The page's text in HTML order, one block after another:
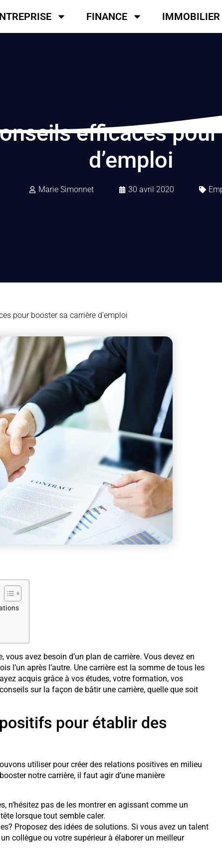
FINANCE IMMOBILIER
efficaces
d’emploi
Marie Simonnet 30 avril 2020
pour booster sa carrière d’emploi
avez besoin d’un plan de carrière. Vous devez en
l’un après l’autre. Une carrière est la somme de tous les
acquis grâce à vos études, votre formation, vos
sur la façon de bâtir une carrière, quelle que soit
pour établir des
utiliser pour créer des relations positives en milieu
notre carrière, il faut agir d’une manière
n’hésitez pas de les montrer en agissant comme un
lorsque tout semble caler.
Proposez des idées de solutions. Si vous avez un talent
collègue ou votre supérieur à élaborer un meilleur